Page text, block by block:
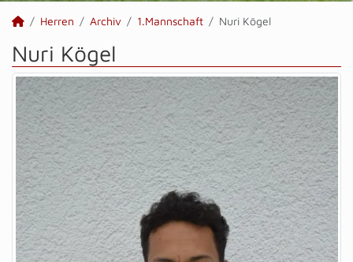
Herren Archiv 1.Mannschaft Nuri Kögel
Nuri Kögel